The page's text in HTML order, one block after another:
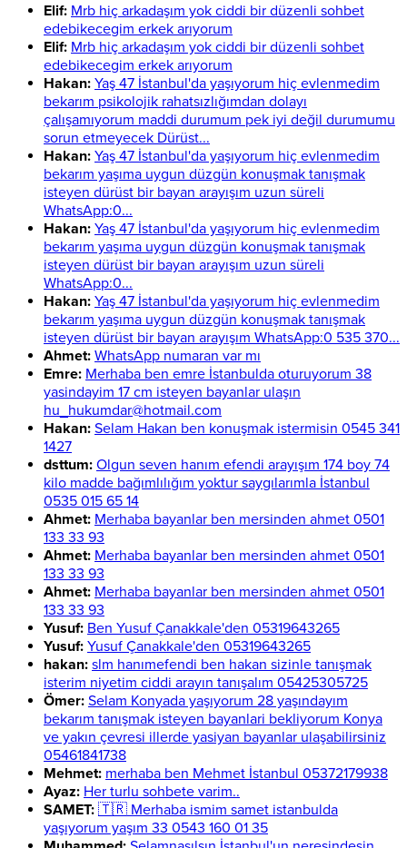
Elif: Mrb hiç arkadaşım yok ciddi bir düzenli sohbet
edebikecegim erkek arıyorum
Elif: Mrb hiç arkadaşım yok ciddi bir düzenli sohbet
edebikecegim erkek arıyorum
Hakan: Yaş 47 İstanbul'da yaşıyorum hiç evlenmedim
bekarım psikolojik rahatsızlığımdan dolayı
çalışamıyorum maddi durumum pek iyi değil durumumu
sorun etmeyecek Dürüst...
Hakan: Yaş 47 İstanbul'da yaşıyorum hiç evlenmedim
bekarım yaşıma uygun düzgün konuşmak tanışmak
isteyen dürüst bir bayan arayışım uzun süreli
WhatsApp:0...
Hakan: Yaş 47 İstanbul'da yaşıyorum hiç evlenmedim
bekarım yaşıma uygun düzgün konuşmak tanışmak
isteyen dürüst bir bayan arayışım uzun süreli
WhatsApp:0...
Hakan: Yaş 47 İstanbul'da yaşıyorum hiç evlenmedim
bekarım yaşıma uygun düzgün konuşmak tanışmak
isteyen dürüst bir bayan arayışım WhatsApp:0 535 370...
Ahmet: WhatsApp numaran var mı
Emre: Merhaba ben emre İstanbulda oturuyorum 38
yasindayim 17 cm isteyen bayanlar ulaşın
hu_hukumdar@hotmail.com
Hakan: Selam Hakan ben konuşmak istermisin 0545 341
1427
dsttum: Olgun seven hanım efendi arayışım 174 boy 74
kilo madde bağımlılığım yoktur saygılarımla İstanbul
0535 015 65 14
Ahmet: Merhaba bayanlar ben mersinden ahmet 0501
133 33 93
Ahmet: Merhaba bayanlar ben mersinden ahmet 0501
133 33 93
Ahmet: Merhaba bayanlar ben mersinden ahmet 0501
133 33 93
Yusuf: Ben Yusuf Çanakkale'den 05319643265
Yusuf: Yusuf Çanakkale'den 05319643265
hakan: slm hanımefendi ben hakan sizinle tanışmak
isterim niyetim ciddi arayın tanışalım 05425305725
Ömer: Selam Konyada yaşıyorum 28 yaşındayım
bekarım tanışmak isteyen bayanlari bekliyorum Konya
ve yakın çevresi illerde yasiyan bayanlar ulaşabilirsiniz
05461841738
Mehmet: merhaba ben Mehmet İstanbul 05372179938
Ayaz: Her turlu sohbete varim..
SAMET: 🇹🇷 Merhaba ismim samet istanbulda
yaşıyorum yaşım 33 0543 160 01 35